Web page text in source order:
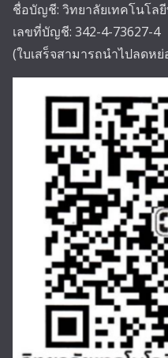
ชื่อบัญชี: วิทยาลัยเทคโนโล
เลขที่บัญชี: 342-4-73627-4
(ใบเสร็จสามารถนำไปลดห